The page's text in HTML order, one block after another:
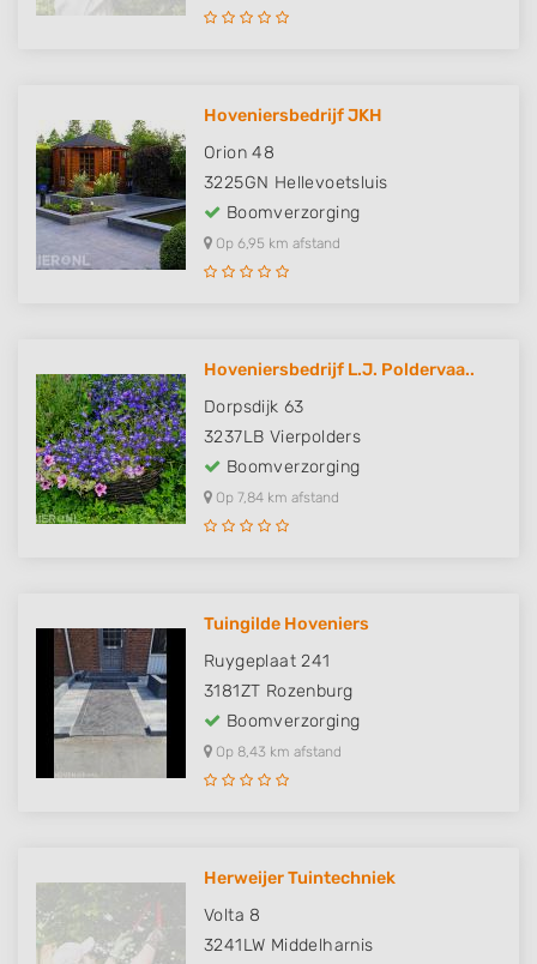
Hoveniersbedrijf JKH
Orion 48
3225GN Hellevoetsluis
Boomverzorging
Op 6,95 km afstand
Hoveniersbedrijf L.J. Poldervaa..
Dorpsdijk 63
3237LB Vierpolders
Boomverzorging
Op 7,84 km afstand
Tuingilde Hoveniers
Ruygeplaat 241
3181ZT Rozenburg
Boomverzorging
Op 8,43 km afstand
Herweijer Tuintechniek
Volta 8
3241LW Middelharnis